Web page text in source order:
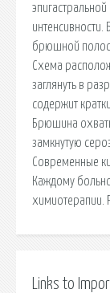
брюшной
Схема
заглянуть в
содержит
Брюшина
замкнутую
Современные
Каждому
химиотерапии.
Links to